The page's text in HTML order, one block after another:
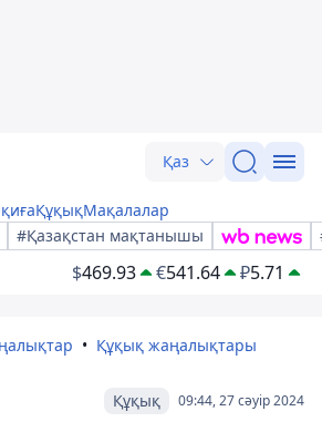
Қаз
ҚұқықМақалалар
#Қазақстан мақтанышы
$469.93 €541.64 ₽5.71
Құқық жаңалықтары
09:44, 27 сәуір 2024
Құқық